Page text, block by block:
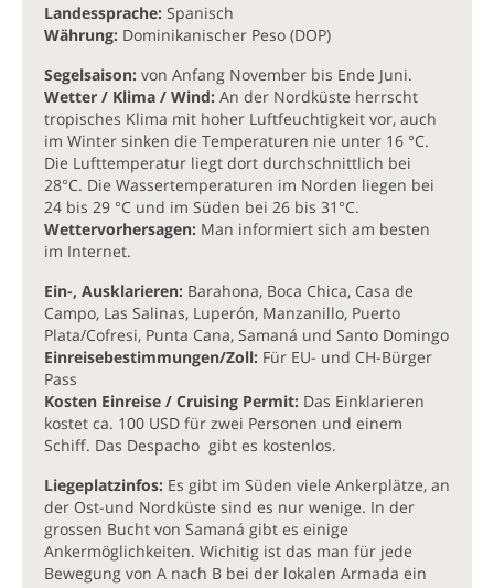
Landessprache: Spanisch
Währung: Dominikanischer Peso (DOP)
Segelsaison: von Anfang November bis Ende Juni.
Wetter / Klima / Wind: An der Nordküste herrscht
tropisches Klima mit hoher Luftfeuchtigkeit vor, auch
im Winter sinken die Temperaturen nie unter 16 °C.
Die Lufttemperatur liegt dort durchschnittlich bei
28°C. Die Wassertemperaturen im Norden liegen bei
24 bis 29 °C und im Süden bei 26 bis 31°C.
Wettervorhersagen: Man informiert sich am besten
im Internet.
Ein-, Ausklarieren: Barahona, Boca Chica, Casa de
Campo, Las Salinas, Luperón, Manzanillo, Puerto
Plata/Cofresi, Punta Cana, Samaná und Santo Domingo
Einreisebestimmungen/Zoll: Für EU- und CH-Bürger
Pass
Kosten Einreise / Cruising Permit: Das Einklarieren
kostet ca. 100 USD für zwei Personen und einem
Schiff. Das Despacho gibt es kostenlos.
Liegeplatzinfos: Es gibt im Süden viele Ankerplätze, an
der Ost-und Nordküste sind es nur wenige. In der
grossen Bucht von Samaná gibt es einige
Ankermöglichkeiten. Wichitig ist das man für jede
Bewegung von A nach B bei der lokalen Armada ein